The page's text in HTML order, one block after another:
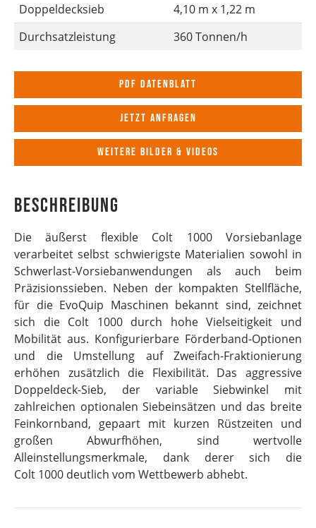
Doppeldecksieb
4,10 m x 1,22 m
Durchsatzleistung
360 Tonnen/h
PDF Datenblatt
Jetzt anfragen
Weitere Bilder & Videos
Beschreibung
Die äußerst flexible Colt 1000 Vorsiebanlage
verarbeitet selbst schwierigste Materialien sowohl in
Schwerlast-Vorsiebanwendungen als auch beim
Präzisionssieben. Neben der kompakten Stellfläche,
für die EvoQuip Maschinen bekannt sind, zeichnet
sich die Colt 1000 durch hohe Vielseitigkeit und
Mobilität aus. Konfigurierbare Förderband-Optionen
und die Umstellung auf Zweifach-Fraktionierung
erhöhen zusätzlich die Flexibilität. Das aggressive
Doppeldeck-Sieb, der variable Siebwinkel mit
zahlreichen optionalen Siebeinsätzen und das breite
Feinkornband, gepaart mit kurzen Rüstzeiten und
großen Abwurfhöhen, sind wertvolle
Alleinstellungsmerkmale, dank derer sich die
Colt 1000 deutlich vom Wettbewerb abhebt.